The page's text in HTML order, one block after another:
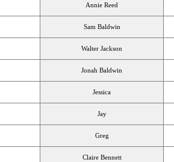
Annie Reed
Sam Baldwin
Walter Jackson
Jonah Baldwin
Jessica
Jay
Greg
Claire Bennett